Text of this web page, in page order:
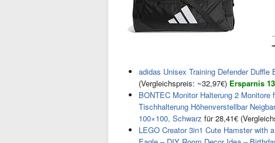
adidas Unisex Training Defender
(Vergleichspreis: ~32,97€) Ersparnis
BONTEC Monitor Halterung 2
Tischhalterung Höhenverstellbar
100×100, Schwarz für 28,41€
LEGO Creator 3in1 Cute Hamster with